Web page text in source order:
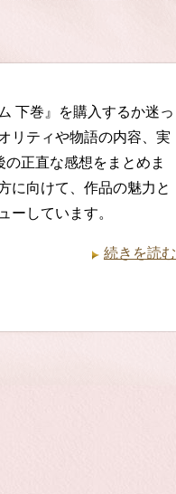
下巻』を購入するか迷っ
リティや物語の内容、実
の正直な感想をまとめま
に向けて、作品の魅力と
ーしています。
続きを読む